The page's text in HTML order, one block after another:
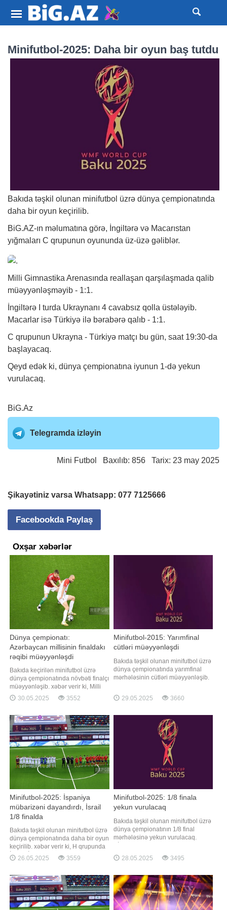
Minifutbol-2025: Daha bir oyun baş tutdu
Bakıda təşkil olunan minifutbol üzrə dünya çempionatında
daha bir oyun keçirilib.
BiG.AZ-ın məlumatına görə, İngiltərə və Macarıstan
yığmaları C qrupunun oyununda üz-üzə gəliblər.
Milli Gimnastika Arenasında reallaşan qarşılaşmada qalib
müəyyənləşməyib - 1:1.
İngiltərə I turda Ukraynanı 4 cavabsız qolla üstələyib.
Macarlar isə Türkiyə ilə bərabərə qalıb - 1:1.
C qrupunun Ukrayna - Türkiyə matçı bu gün, saat 19:30-da
başlayacaq.
Qeyd edək ki, dünya çempionatına iyunun 1-də yekun
vurulacaq.
BiG.Az
Telegramda izləyin
Mini Futbol Baxılıb: 856 Tarix: 23 may 2025
Şikayətiniz varsa Whatsapp: 077 7125666
Facebookda Paylaş
Oxşar xəbərlər
Dünya çempionatı:
Azərbaycan millisinin finaldakı
rəqibi müəyyənləşdi
Bakıda keçirilən minifutbol üzrə
dünya çempionatında növbəti finalçı
müəyyənləşib. xəbər verir ki, Milli
Gimnastika Arenasında keçirilən
mundialın ikinci yarımfinal
Serbiya seçmələri üz-üzə gəliblər.
Matçın əsas vaxtında hesab
açılmayıb. Qalibi müəyyənləşdirmək
üçün penalt
30.05.2025 3552
Minifutbol-2015: Yarımfinal
cütləri müəyyənləşdi
Bakıda təşkil olunan minifutbol üzrə
dünya çempionatında yarımfinal
mərhələsinin cütləri müəyyənləşib.
Arenasında baş tutan 1/4 final
mərhələsinin qarşılaşmalarından
Mavritaniyanı, Monteneqro Çexiyanı
1:0 hesabı ilə məğlub edib.
29.05.2025 3660
Minifutbol-2025: İspaniya
mübarizəni dayandırdı, İsrail
1/8 finalda
Bakıda təşkil olunan minifutbol üzrə
dünya çempionatında daha bir oyun
keçirilib. xəbər verir ki, H qrupunda
İsrail - İspaniya matçı baş tutub. Milli
Gimnastika Arenasındakı
(4:2) İsrail xallarının sayını altıya
çatdıraraq 1/8 finala yüksəlib.
Aktivində üç xalı ola
26.05.2025 3559
Minifutbol-2025: 1/8 finala
yekun vurulacaq
Bakıda təşkil olunan minifutbol üzrə
dünya çempionatının 1/8 final
mərhələsinə yekun vurulacaq.
Gimnastika Arenasında daha 4
oyun keçiriləcək. Dünya çempionatı.
Monteneqro - Polşa. 19:00. Bosniya
və Herseqovina - Tailand. 20:30.
Çexiya - İsrail
28.05.2025 3495